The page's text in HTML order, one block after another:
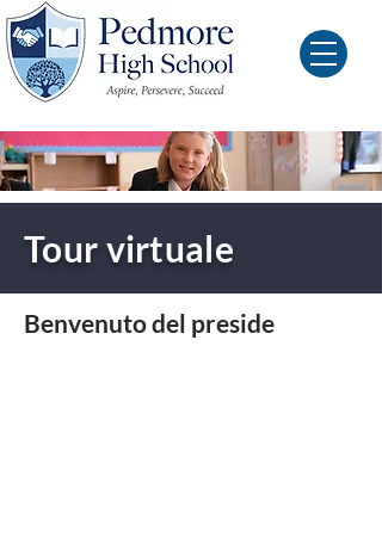
Tour virtuale
Benvenuto del preside